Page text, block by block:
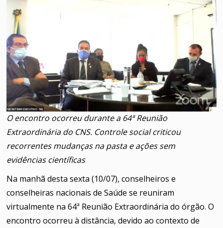
O encontro ocorreu durante a 64ª Reunião
Extraordinária do CNS. Controle social criticou
recorrentes mudanças na pasta e ações sem
evidências científicas
Na manhã desta sexta (10/07), conselheiros e
conselheiras nacionais de Saúde se reuniram
virtualmente na 64ª Reunião Extraordinária do órgão. O
encontro ocorreu à distância, devido ao contexto de